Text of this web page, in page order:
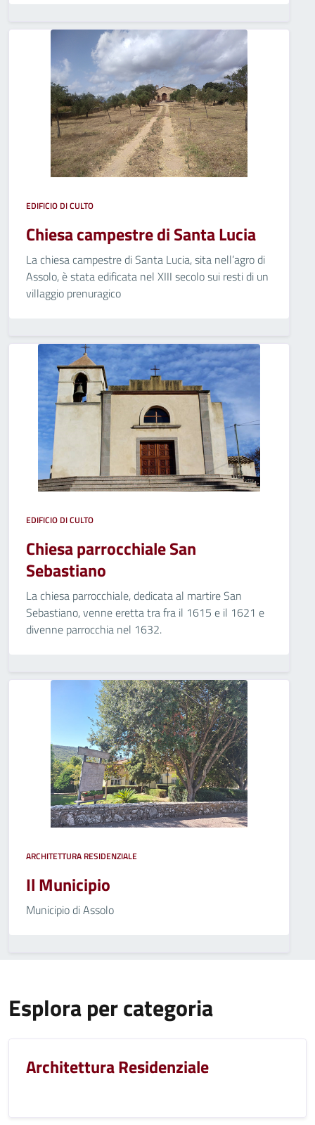
EDIFICIO DI CULTO
Chiesa campestre di Santa Lucia
La chiesa campestre di Santa Lucia, sita nell’agro di
Assolo, è stata edificata nel XIII secolo sui resti di un
villaggio prenuragico
EDIFICIO DI CULTO
Chiesa parrocchiale San
Sebastiano
La chiesa parrocchiale, dedicata al martire San
Sebastiano, venne eretta tra fra il 1615 e il 1621 e
divenne parrocchia nel 1632.
ARCHITETTURA RESIDENZIALE
Il Municipio
Municipio di Assolo
Esplora per categoria
Architettura Residenziale